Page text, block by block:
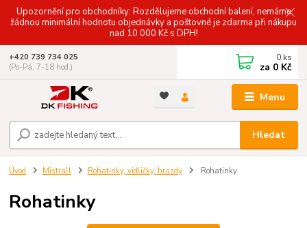
Upozornění pro obchodníky: Rozdělujeme obchodní balení, nemáme
žádnou minimální hodnotu objednávky a poštovné je zdarma při nákupu
nad 10 000 Kč s DPH!
Menu
Hledat
+420 739 734 025
(Po-Pá, 7-18 hod.)
0 ks
za 0 Kč
Úvod Mistrall Rohatinky, vidličky, hrazdy Rohatinky
Rohatinky